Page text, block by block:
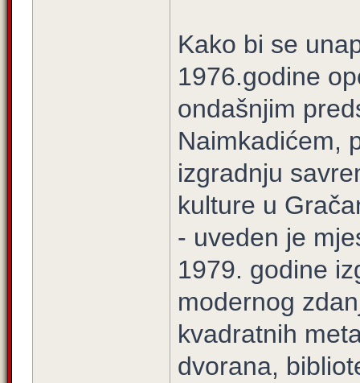
Kako bi se
1976.godine
ondašnjim
Naimkadićem,
izgradnju
kulture u
- uveden je
1979. godine
modernog
kvadratnih
dvorana,